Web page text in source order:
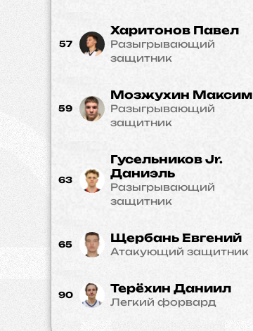
57
Харитонов Павел
Разыгрывающий
защитник
59
Мозжухин Максим
Разыгрывающий
защитник
63
Гусельников Jr.
Даниэль
Разыгрывающий
защитник
65 Щербань Евгений
Атакующий защитник
90 Терёхин Даниил
Легкий форвард